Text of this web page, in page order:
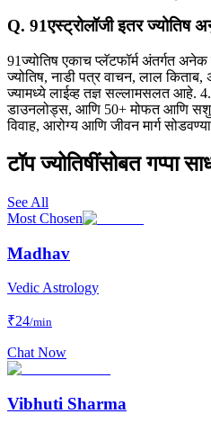
Q. 91एस्ट्रोलॉजी इतर
91ज्योतिष एकाच प्लॅटफॉर्म अंतर्गत
ज्योतिष, नाडी पत्र वाचन, लाल
ज्यामध्ये लाईव्ह तज्ञ सल्लामसलत आहे.
डाउनलोड्स, आणि 50+ मोफत आणि
विवाह, आरोग्य आणि जीवन मार्ग
टॉप ज्योतिषींसोबत गप्पा
See All
Most Chosen
Madhav
Vedic Astrology
₹24/min
Chat Now
Vibhuti Sharma